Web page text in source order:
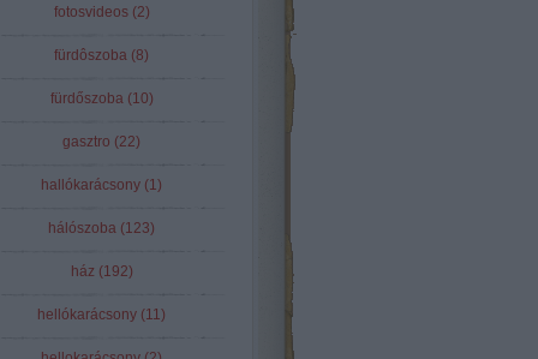
fotosvideos (2)
fürdôszoba (8)
fürdőszoba (10)
gasztro (22)
hallókarácsony (1 )
hálószoba (123)
ház (192)
hellókarácsony (11 )